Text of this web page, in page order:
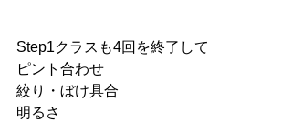
Step1クラスも4回を終了して
ピント合わせ
絞り・ぼけ具合
明るさ